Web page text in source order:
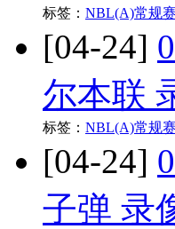
标签： NBL(A)常规赛
[04-24]
尔本联
标签： NBL(A)常规赛
[04-24]
子弹 录